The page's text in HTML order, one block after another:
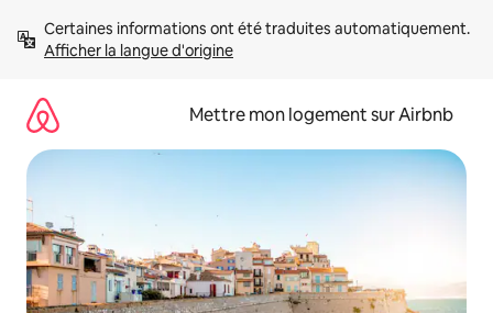
directement
Afficher la langue d'origine
Mettre mon logement sur Airbnb